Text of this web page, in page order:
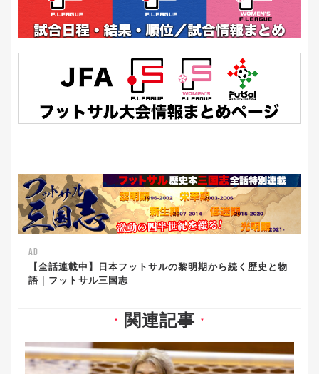
AD
【全話連載中】日本フットサルの黎明期から続く歴史と物
語｜フットサル三国志
▼ 関連記事 ▼